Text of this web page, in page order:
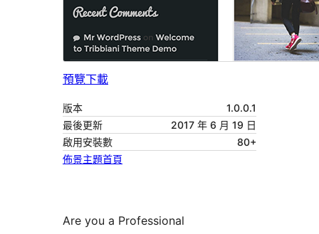
預覽下載
版本
1.0.0.1
最後更新
2017 年 6 月 19 日
啟用安裝數
80+
佈景主題首頁
Are you a Professional